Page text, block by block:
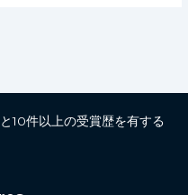
10件以上の受賞歴を有する